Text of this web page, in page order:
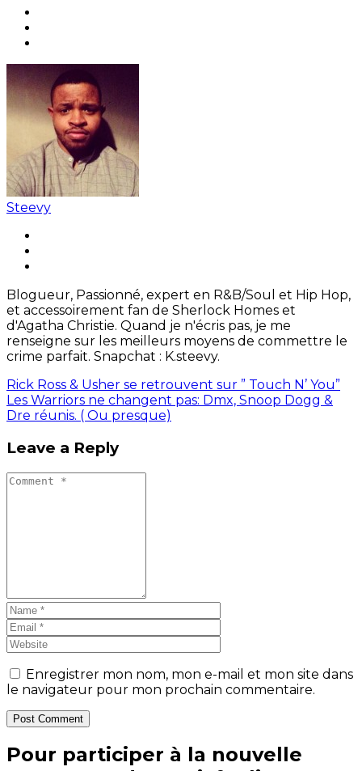
Steevy
Blogueur, Passionné, expert en R&B/Soul et Hip Hop,
et accessoirement fan de Sherlock Homes et
d'Agatha Christie. Quand je n'écris pas, je me
renseigne sur les meilleurs moyens de commettre le
crime parfait. Snapchat : K.steevy.
Rick Ross & Usher se retrouvent sur ” Touch N’ You”
Les Warriors ne changent pas: Dmx, Snoop Dogg &
Dre réunis. ( Ou presque)
Leave a Reply
Enregistrer mon nom, mon e-mail et mon site dans
le navigateur pour mon prochain commentaire.
Post Comment
Pour participer à la nouvelle